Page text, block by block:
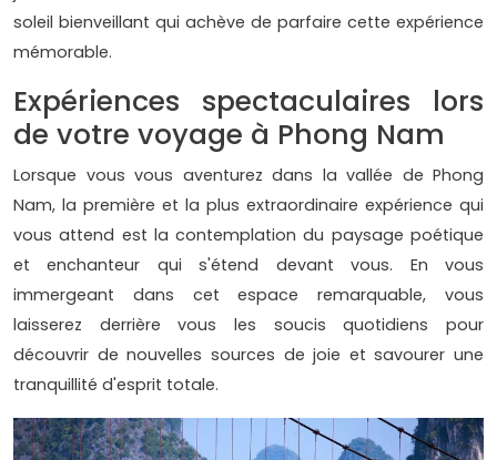
soleil bienveillant qui achève de parfaire cette expérience
mémorable.
Expériences spectaculaires lors
de votre voyage à Phong Nam
Lorsque vous vous aventurez dans la vallée de Phong
Nam, la première et la plus extraordinaire expérience qui
vous attend est la contemplation du paysage poétique
et enchanteur qui s'étend devant vous. En vous
immergeant dans cet espace remarquable, vous
laisserez derrière vous les soucis quotidiens pour
découvrir de nouvelles sources de joie et savourer une
tranquillité d'esprit totale.